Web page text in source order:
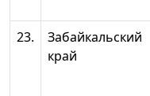
23.
Забайкальский
край